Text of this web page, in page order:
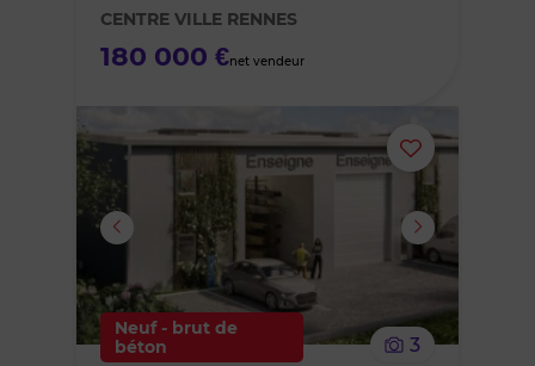
CENTRE VILLE RENNES
180 000 €net vendeur
Ajouter
ou
supprimer
le
Neuf - brut de
béton
3